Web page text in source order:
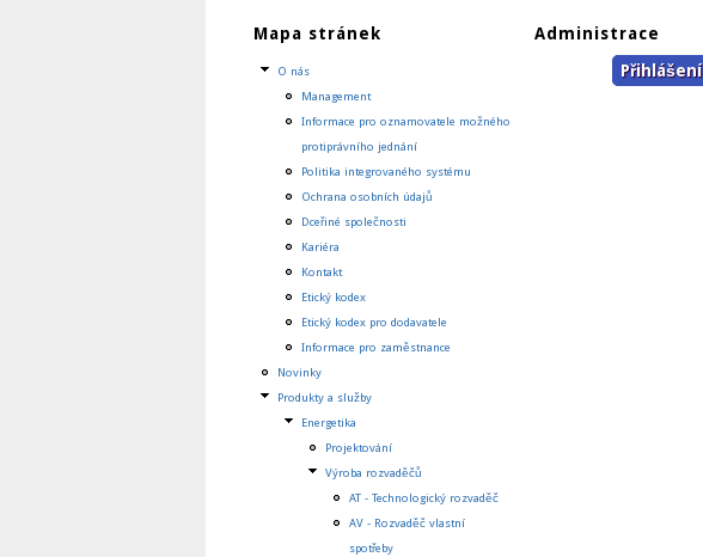
Mapa stránek
O nás
Management
Informace pro oznamovatele možného
protiprávního jednání
Politika integrovaného systému
Ochrana osobních údajů
Dceřiné společnosti
Kariéra
Kontakt
Etický kodex
Etický kodex pro dodavatele
Informace pro zaměstnance
Novinky
Produkty a služby
Energetika
Projektování
Výroba rozvaděčů
AT - Technologický rozvaděč
AV - Rozvaděč vlastní
spotřeby
Administrace
Přihlášení